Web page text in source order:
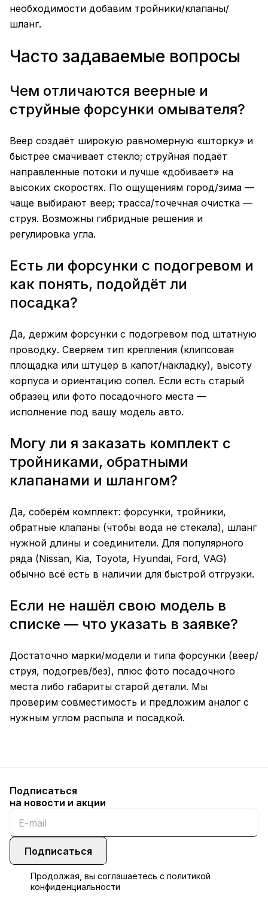
необходимости добавим тройники/клапаны/
шланг.
Часто задаваемые вопросы
Чем отличаются веерные и
струйные форсунки омывателя?
Веер создаёт широкую равномерную «шторку» и
быстрее смачивает стекло; струйная подаёт
направленные потоки и лучше «добивает» на
высоких скоростях. По ощущениям город/зима —
чаще выбирают веер; трасса/точечная очистка —
струя. Возможны гибридные решения и
регулировка угла.
Есть ли форсунки с подогревом и
как понять, подойдёт ли
посадка?
Да, держим форсунки с подогревом под штатную
проводку. Сверяем тип крепления (клипсовая
площадка или штуцер в капот/накладку), высоту
корпуса и ориентацию сопел. Если есть старый
образец или фото посадочного места —
исполнение под вашу модель авто.
Могу ли я заказать комплект с
тройниками, обратными
клапанами и шлангом?
Да, соберём комплект: форсунки, тройники,
обратные клапаны (чтобы вода не стекала), шланг
нужной длины и соединители. Для популярного
ряда (Nissan, Kia, Toyota, Hyundai, Ford, VAG)
обычно всё есть в наличии для быстрой отгрузки.
Если не нашёл свою модель в
списке — что указать в заявке?
Достаточно марки/модели и типа форсунки (веер/
струя, подогрев/без), плюс фото посадочного
места либо габариты старой детали. Мы
проверим совместимость и предложим аналог с
нужным углом распыла и посадкой.
Подписаться
на новости и акции
Подписаться
Продолжая, вы соглашаетесь с политикой
конфиденциальности